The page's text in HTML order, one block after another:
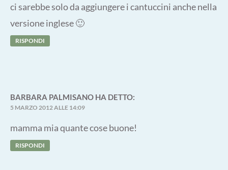
ci sarebbe solo da aggiungere i cantuccini anche nella
versione inglese 🙂
RISPONDI
BARBARA PALMISANO HA DETTO:
5 MARZO 2012 ALLE 14:09
mamma mia quante cose buone!
RISPONDI